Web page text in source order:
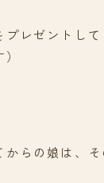
プレゼントし
らの娘は、